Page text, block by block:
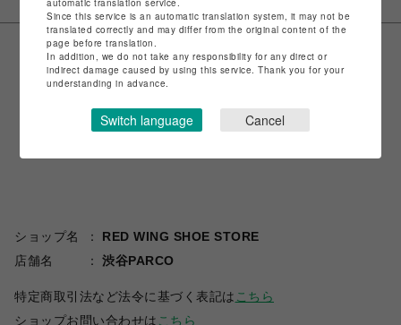
ショップ名
RED WING SHOE STORE
店舗名
渋谷PARCO
特定商取引法など法令に基づく表記は こちら
ショップお問い合わせは こちら
automatic translation service.
Since this service is an automatic translation system, it may not be
translated correctly and may differ from the original content of the
page before translation.
In addition, we do not take any responsibility for any direct or
indirect damage caused by using this service. Thank you for your
understanding in advance.
Switch language Cancel